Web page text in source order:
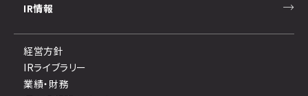
IR情報
経営方針
IRライブラリー
業績・財務